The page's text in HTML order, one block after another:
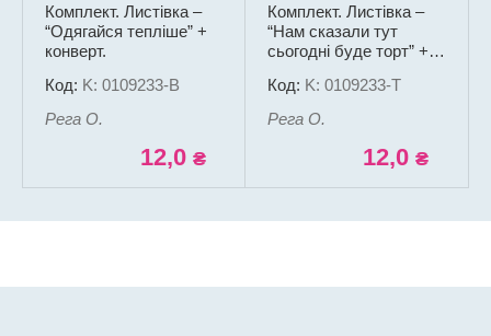
Комплект. Листівка –
“Одягайся тепліше” +
конверт.
Код: K: 0109233-В
Рега О.
12,0 ₴
Комплект. Листівка –
“Нам сказали тут
сьогодні буде торт” +
Код: K: 0109233-Т
Рега О.
12,0 ₴